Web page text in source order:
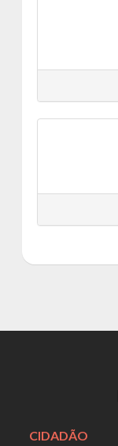
CIDADÃO